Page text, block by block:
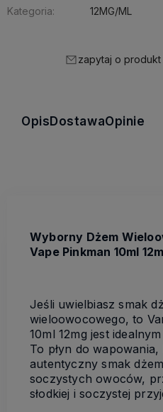
Kategoria: 12MG/ML
zapytaj o produkt
Opis DostawaOpinie
Wyborny Dżem
Vape Pinkman 10ml
Jeśli uwielbiasz smak
wieloowocowego, to
10ml 12mg jest
To płyn do
autentyczny smak
soczystych owoców,
słodkiej i soczystej